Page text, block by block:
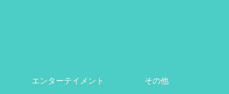
エンターテイメント その他